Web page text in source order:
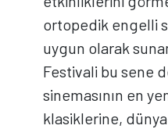
ortopedik engelli
uygun olarak
Festivali bu sene
sinemasının en
klasiklerine,